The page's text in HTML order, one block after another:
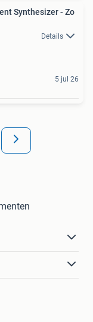
Synthesizer - Zo
Details
5 jul 26